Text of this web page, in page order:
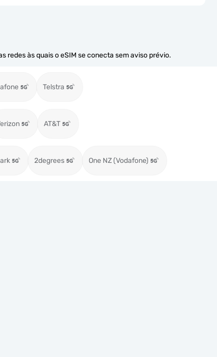
redes às quais o eSIM se conecta sem aviso prévio.
Telstra
AT&T
2degrees One NZ (Vodafone)